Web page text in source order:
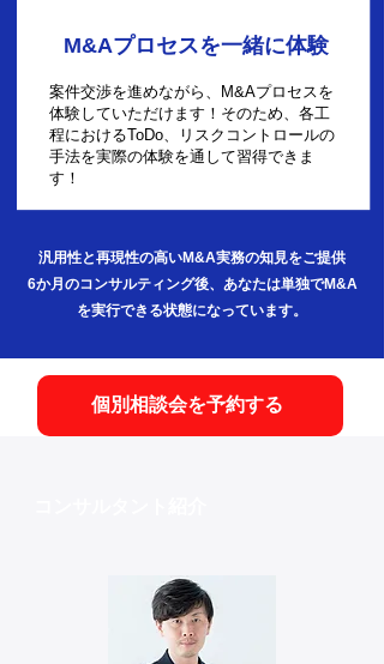
M&Aプロセスを一緒に体験
案件交渉を進めながら、M&Aプロセスを
体験していただけます！そのため、各工
程におけるToDo、リスクコントロールの
手法を実際の体験を通して習得できま
す！
汎用性と再現性の高いM&A実務の知見をご提供
6か月のコンサルティング後、あなたは単独でM&A
を実行できる状態になっています。
個別相談会を予約する